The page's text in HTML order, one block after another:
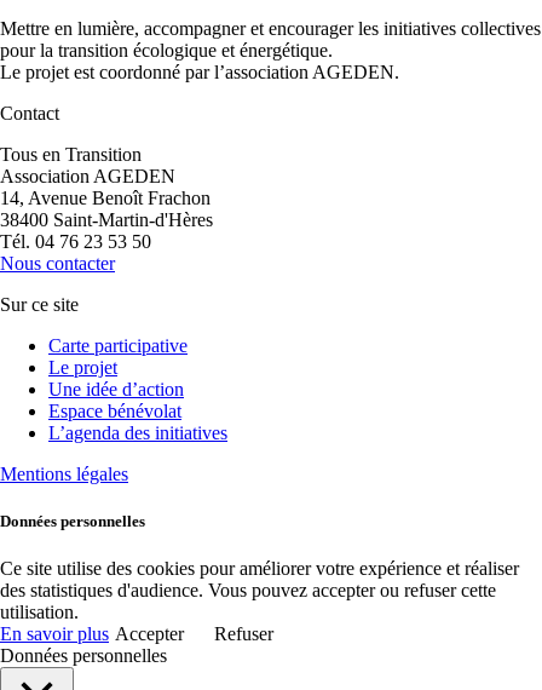
Mettre en lumière, accompagner et encourager les initiatives collectives
pour la transition écologique et énergétique.
Le projet est coordonné par l’association AGEDEN.
Contact
Tous en Transition
Association AGEDEN
14, Avenue Benoît Frachon
38400 Saint-Martin-d'Hères
Tél. 04 76 23 53 50
Nous contacter
Sur ce site
Carte participative
Le projet
Une idée d’action
Espace bénévolat
L’agenda des initiatives
Mentions légales
Données personnelles
Ce site utilise des cookies pour améliorer votre expérience et réaliser
des statistiques d'audience. Vous pouvez accepter ou refuser cette
utilisation.
En savoir plus Accepter
Refuser
Données personnelles